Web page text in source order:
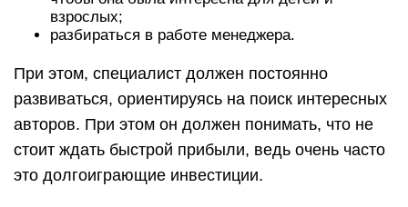
взрослых;
разбираться в работе менеджера.
При этом, специалист должен постоянно
развиваться, ориентируясь на поиск интересных
авторов. При этом он должен понимать, что не
стоит ждать быстрой прибыли, ведь очень часто
это долгоиграющие инвестиции.